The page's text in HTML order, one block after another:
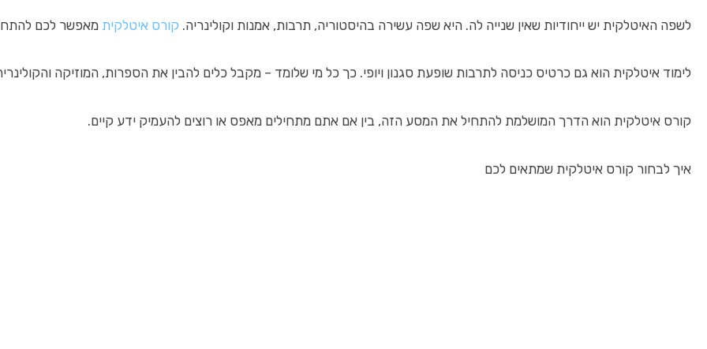
לשפה האיטלקית יש ייחודיות שאין שנייה לה. היא שפה עשירה בהיסטוריה, תרבות, אמנות וקולינריה. קורס איטלקית מאפשר לכם
לימוד איטלקית הוא גם כרטיס כניסה לתרבות שופעת סגנון ויופי. כך כל מי שלומד – מקבל כלים להבין את הספרות, המוזיקה
קורס איטלקית הוא הדרך המושלמת להתחיל את המסע הזה, בין אם אתם מתחילים מאפס או רוצים להעמיק ידע קיים.
איך לבחור קורס איטלקית שמתאים לכם